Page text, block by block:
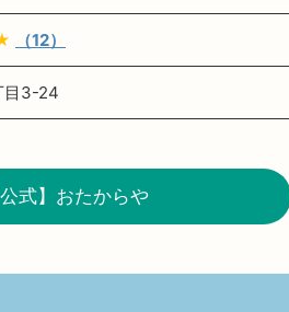
（12）
目3-24
公式】おたからや